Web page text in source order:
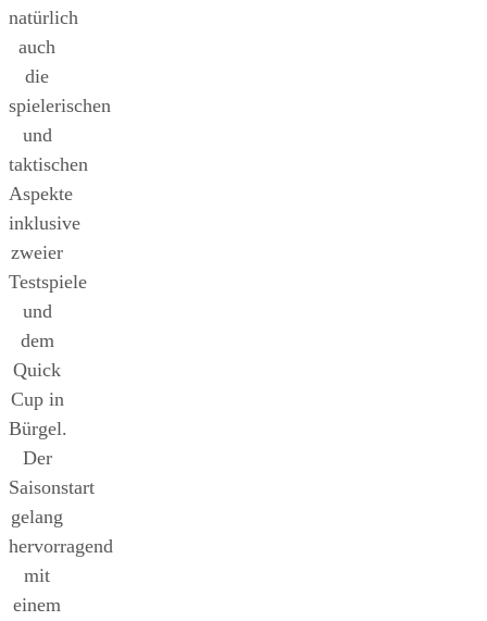
natürlich
auch
die
spielerischen
und
taktischen
Aspekte
inklusive
zweier
Testspiele
und
dem
Quick
Cup in
Bürgel.
Der
Saisonstart
gelang
hervorragend
mit
einem